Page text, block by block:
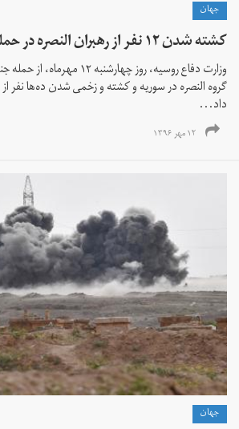
جهان
کشته شدن ۱۲ نفر از رهبران النصره در حمله هوایی روسیه
وزارت دفاع روسیه، روز
گروه النصره در سوریه و کشته و زخمی شدن ده‌ها نفر
داد...
۱۲ مهر ۱۳۹۶
جهان